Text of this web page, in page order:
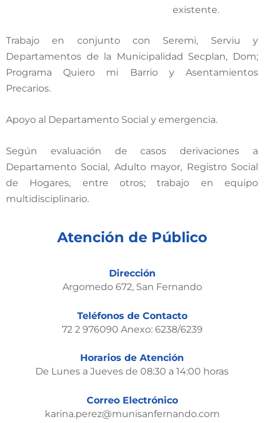
existente.
Trabajo en conjunto con Seremi, Serviu y
Departamentos de la Municipalidad Secplan, Dom;
Programa Quiero mi Barrio y Asentamientos
Precarios.
Apoyo al Departamento Social y emergencia.
Según evaluación de casos derivaciones a
Departamento Social, Adulto mayor, Registro Social
de Hogares, entre otros; trabajo en equipo
multidisciplinario.
Atención de Público
Dirección
Argomedo 672, San Fernando
Teléfonos de Contacto
72 2 976090 Anexo: 6238/6239
Horarios de Atención
De Lunes a Jueves de 08:30 a 14:00 horas​
Correo Electrónico
karina.perez@munisanfernando.com